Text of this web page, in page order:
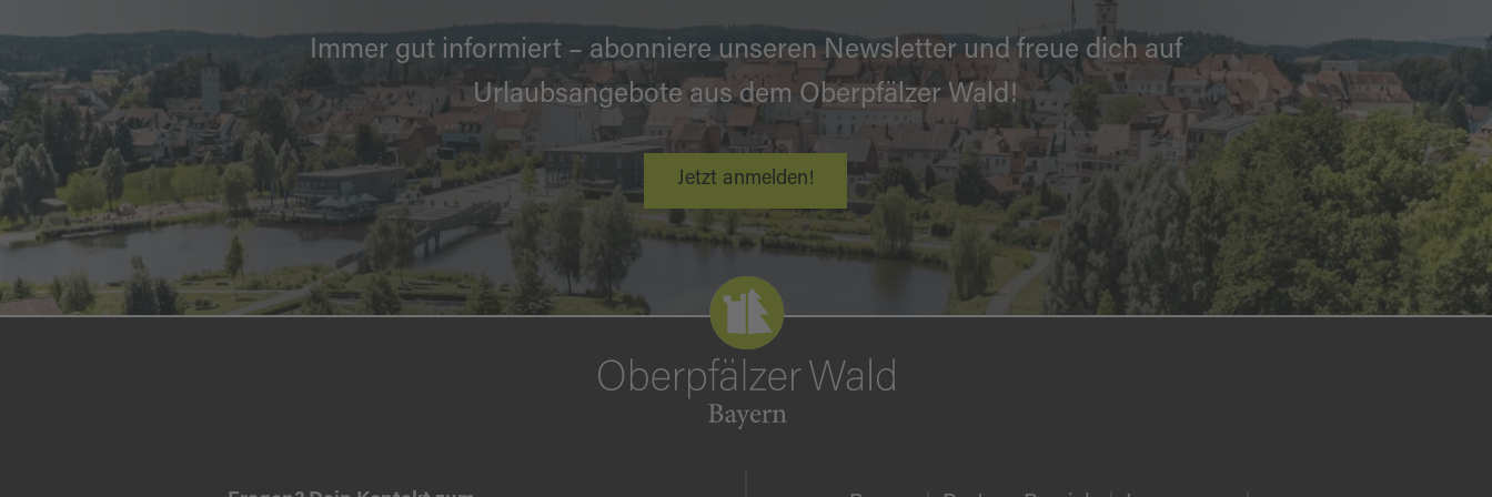
Immer gut informiert – abonniere unseren Newsletter und freue dich auf
Urlaubsangebote aus dem Oberpfälzer Wald!
Jetzt anmelden!